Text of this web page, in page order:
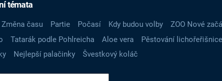
témata
Změna času Partie Počasí Kdy budou volby
ZOO Nové
Tatarák podle Pohlreicha Aloe vera
Pěstování lichořeřišnice
Nejlepší palačinky Švestkový koláč